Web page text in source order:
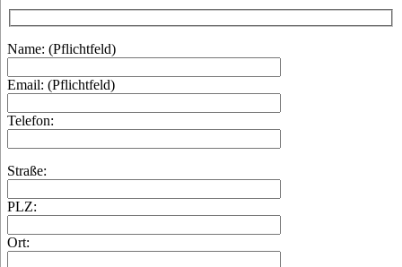
Name: (Pflichtfeld)
Email: (Pflichtfeld)
Telefon:
Straße:
PLZ:
Ort: